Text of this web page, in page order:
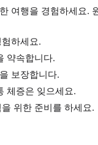
여행을 경험하세요.
하세요.
약속합니다.
보장합니다.
체증은 잊으세요.
위한 준비를 하세요.